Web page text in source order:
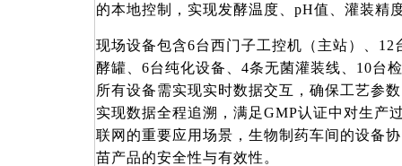
的本地控制，实现发酵温度、pH值、灌装精
现场设备包含6台西门子工控机（主站）、
酵罐、6台纯化设备、4条无菌灌装线、10台
所有设备需实现实时数据交互，确保工艺参
实现数据全程追溯，满足GMP认证中对生产
联网的重要应用场景，生物制药车间的设备
苗产品的安全性与有效性。